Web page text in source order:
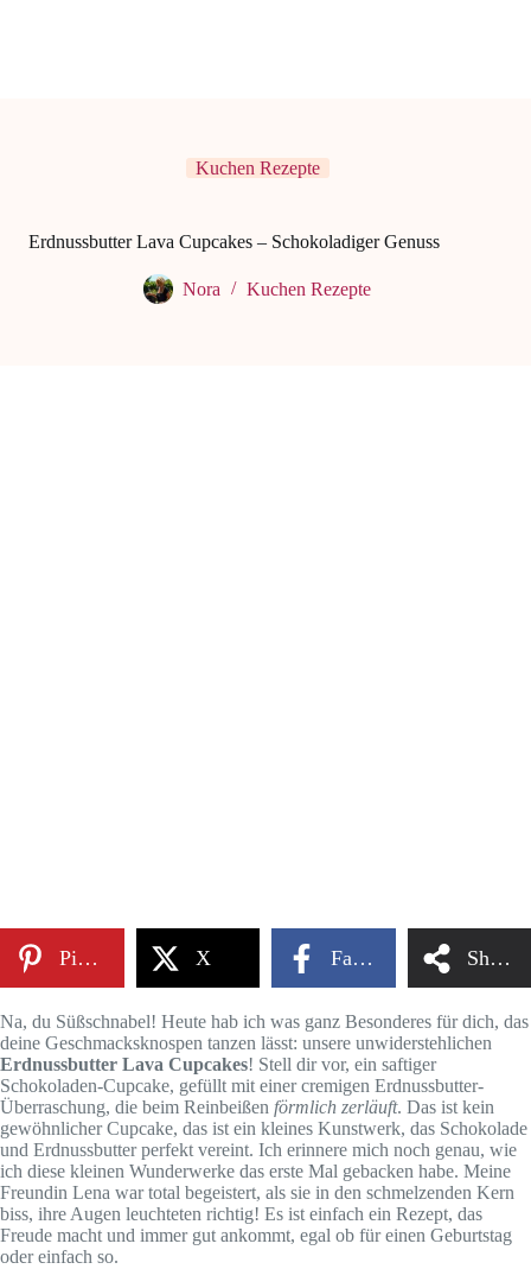
Kuchen Rezepte
Erdnussbutter Lava Cupcakes – Schokoladiger Genuss
Nora Kuchen Rezepte
Pinterest X Facebook Share
Na, du Süßschnabel! Heute hab ich was ganz Besonderes für dich, das
deine Geschmacksknospen tanzen lässt: unsere unwiderstehlichen
Erdnussbutter Lava Cupcakes! Stell dir vor, ein saftiger
Schokoladen-Cupcake, gefüllt mit einer cremigen Erdnussbutter-
Überraschung, die beim Reinbeißen förmlich zerläuft. Das ist kein
gewöhnlicher Cupcake, das ist ein kleines Kunstwerk, das Schokolade
und Erdnussbutter perfekt vereint. Ich erinnere mich noch genau, wie
ich diese kleinen Wunderwerke das erste Mal gebacken habe. Meine
Freundin Lena war total begeistert, als sie in den schmelzenden Kern
biss, ihre Augen leuchteten richtig! Es ist einfach ein Rezept, das
Freude macht und immer gut ankommt, egal ob für einen Geburtstag
oder einfach so.